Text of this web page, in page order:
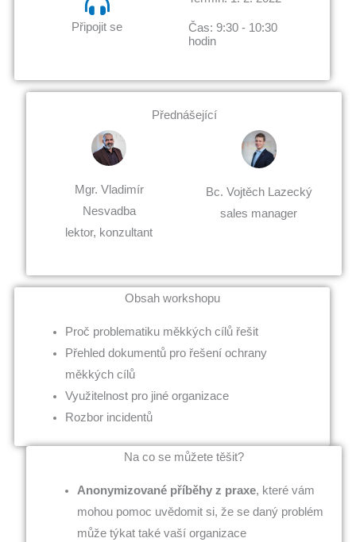
Připojit se
Čas: 9:30 - 10:30
hodin
Přednášející
Mgr. Vladimír
Nesvadba
lektor, konzultant
Bc. Vojtěch Lazecký
sales manager
Obsah workshopu
Proč problematiku měkkých cílů řešit
Přehled dokumentů pro řešení ochrany
měkkých cílů
Využitelnost pro jiné organizace
Rozbor incidentů
Na co se můžete těšit?
Anonymizované příběhy z praxe, které vám
mohou pomoc uvědomit si, že se daný problém
může týkat také vaší organizace